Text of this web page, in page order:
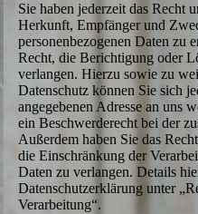
Sie haben jederzeit das Recht
Herkunft, Empfänger und
personenbezogenen Daten zu
Recht, die Berichtigung oder
verlangen. Hierzu sowie zu
Datenschutz können Sie sich
angegebenen Adresse an uns
ein Beschwerderecht bei der
Außerdem haben Sie das
die Einschränkung der
Daten zu verlangen. Details
Datenschutzerklärung unter
Verarbeitung“.